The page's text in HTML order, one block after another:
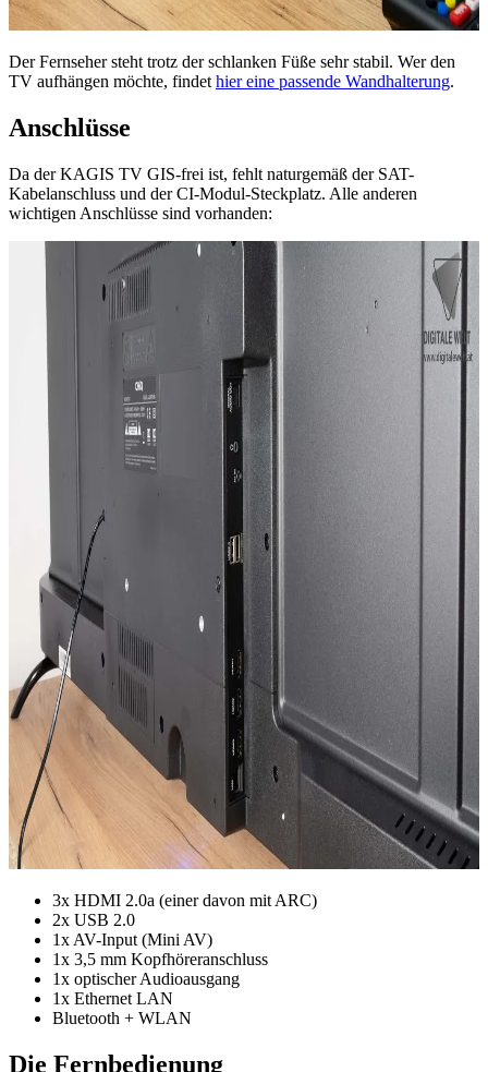
Der Fernseher steht trotz der schlanken Füße sehr stabil. Wer den
TV aufhängen möchte, findet hier eine passende Wandhalterung.
Anschlüsse
Da der KAGIS TV GIS-frei ist, fehlt naturgemäß der SAT-
Kabelanschluss und der CI-Modul-Steckplatz. Alle anderen
wichtigen Anschlüsse sind vorhanden:
3x HDMI 2.0a (einer davon mit ARC)
2x USB 2.0
1x AV-Input (Mini AV)
1x 3,5 mm Kopfhöreranschluss
1x optischer Audioausgang
1x Ethernet LAN
Bluetooth + WLAN
Die Fernbedienung